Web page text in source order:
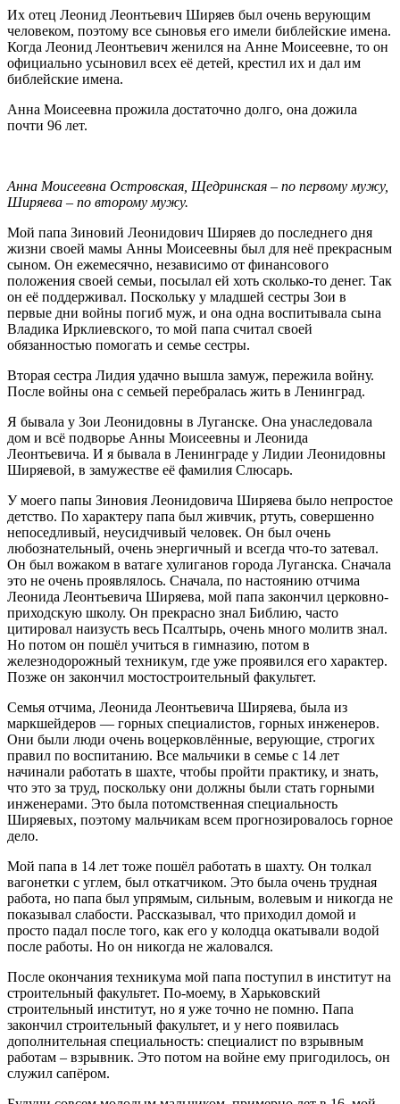
Их отец Леонид Леонтьевич Ширяев был очень верующим
человеком, поэтому все сыновья его имели библейские имена.
Когда Леонид Леонтьевич женился на Анне Моисеевне, то он
официально усыновил всех её детей, крестил их и дал им
библейские имена.
Анна Моисеевна прожила достаточно долго, она дожила
почти 96 лет.
Анна Моисеевна Островская, Щедринская – по первому мужу,
Ширяева – по второму мужу.
Мой папа Зиновий Леонидович Ширяев до последнего дня
жизни своей мамы Анны Моисеевны был для неё прекрасным
сыном. Он ежемесячно, независимо от финансового
положения своей семьи, посылал ей хоть сколько-то денег. Так
он её поддерживал. Поскольку у младшей сестры Зои в
первые дни войны погиб муж, и она одна воспитывала сына
Владика Ирклиевского, то мой папа считал своей
обязанностью помогать и семье сестры.
Вторая сестра Лидия удачно вышла замуж, пережила войну.
После войны она с семьей перебралась жить в Ленинград.
Я бывала у Зои Леонидовны в Луганске. Она унаследовала
дом и всё подворье Анны Моисеевны и Леонида
Леонтьевича. И я бывала в Ленинграде у Лидии Леонидовны
Ширяевой, в замужестве её фамилия Слюсарь.
У моего папы Зиновия Леонидовича Ширяева было непростое
детство. По характеру папа был живчик, ртуть, совершенно
непоседливый, неусидчивый человек. Он был очень
любознательный, очень энергичный и всегда что-то затевал.
Он был вожаком в ватаге хулиганов города Луганска. Сначала
это не очень проявлялось. Сначала, по настоянию отчима
Леонида Леонтьевича Ширяева, мой папа закончил церковно-
приходскую школу. Он прекрасно знал Библию, часто
цитировал наизусть весь Псалтырь, очень много молитв знал.
Но потом он пошёл учиться в гимназию, потом в
железнодорожный техникум, где уже проявился его характер.
Позже он закончил мостостроительный факультет.
Семья отчима, Леонида Леонтьевича Ширяева, была из
маркшейдеров — горных специалистов, горных инженеров.
Они были люди очень воцерковлённые, верующие, строгих
правил по воспитанию. Все мальчики в семье с 14 лет
начинали работать в шахте, чтобы пройти практику, и знать,
что это за труд, поскольку они должны были стать горными
инженерами. Это была потомственная специальность
Ширяевых, поэтому мальчикам всем прогнозировалось горное
дело.
Мой папа в 14 лет тоже пошёл работать в шахту. Он толкал
вагонетки с углем, был откатчиком. Это была очень трудная
работа, но папа был упрямым, сильным, волевым и никогда не
показывал слабости. Рассказывал, что приходил домой и
просто падал после того, как его у колодца окатывали водой
после работы. Но он никогда не жаловался.
После окончания техникума мой папа поступил в институт на
строительный факультет. По-моему, в Харьковский
строительный институт, но я уже точно не помню. Папа
закончил строительный факультет, и у него появилась
дополнительная специальность: специалист по взрывным
работам – взрывник. Это потом на войне ему пригодилось, он
служил сапёром.